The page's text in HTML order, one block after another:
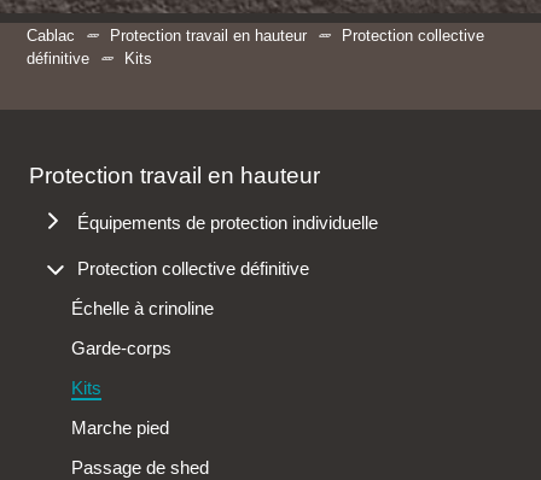
Cablac Protection travail en hauteur
Protection collective
définitive
Kits
Protection travail en hauteur
Équipements de protection individuelle
Antichutes
Harnais
Longes
Mousquetons
Protection de la tête
Protection collective définitive
Échelle à crinoline
Garde-corps
Kits
Marche pied
Passage de shed